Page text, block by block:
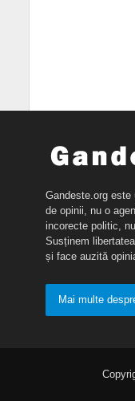
Gandeste.org este
de opinii, nu o
incorecte politic,
Susținem
și face auzită
Mai multe